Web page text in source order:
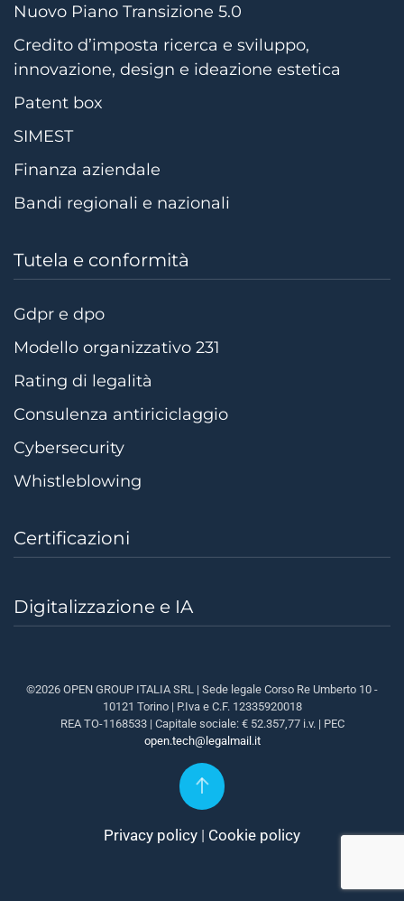
Nuovo Piano Transizione 5.0
Credito d’imposta ricerca e sviluppo,
innovazione, design e ideazione estetica
Patent box
SIMEST
Finanza aziendale
Bandi regionali e nazionali
Tutela e conformità
Gdpr e dpo
Modello organizzativo 231
Rating di legalità
Consulenza antiriciclaggio
Cybersecurity
Whistleblowing
Certificazioni
Digitalizzazione e IA
©2026 OPEN GROUP ITALIA SRL | Sede legale Corso Re Umberto 10 -
10121 Torino | P.Iva e C.F. 12335920018
REA TO-1168533 | Capitale sociale: € 52.357,77 i.v.| PEC
open.tech@legalmail.it
Privacy policy | Cookie policy